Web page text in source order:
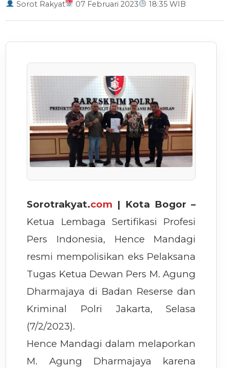
Sorot Rakyat 07 Februari 2023 18:35 WIB
Sorotrakyat.com | Kota Bogor –
Ketua Lembaga Sertifikasi Profesi
Pers Indonesia, Hence Mandagi
resmi mempolisikan eks Pelaksana
Tugas Ketua Dewan Pers M. Agung
Dharmajaya di Badan Reserse dan
Kriminal Polri Jakarta, Selasa
(7/2/2023).
Hence Mandagi dalam melaporkan
M. Agung Dharmajaya karena